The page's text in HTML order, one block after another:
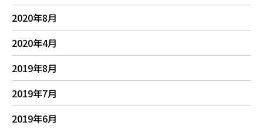
2020年8月
2020年4月
2019年8月
2019年7月
2019年6月